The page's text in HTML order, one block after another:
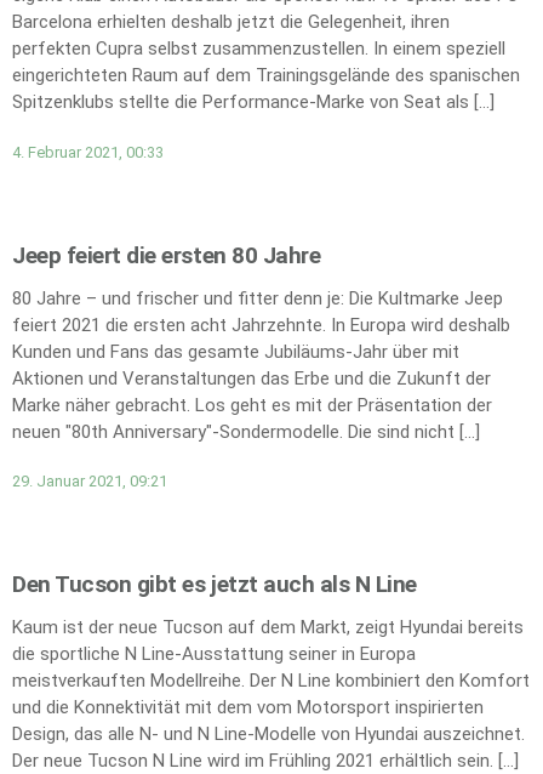
Barcelona erhielten deshalb jetzt die Gelegenheit, ihren
perfekten Cupra selbst zusammenzustellen. In einem speziell
eingerichteten Raum auf dem Trainingsgelände des spanischen
Spitzenklubs stellte die Performance-Marke von Seat als […]
4. Februar 2021, 00:33
Jeep feiert die ersten 80 Jahre
80 Jahre – und frischer und fitter denn je: Die Kultmarke Jeep
feiert 2021 die ersten acht Jahrzehnte. In Europa wird deshalb
Kunden und Fans das gesamte Jubiläums-Jahr über mit
Aktionen und Veranstaltungen das Erbe und die Zukunft der
Marke näher gebracht. Los geht es mit der Präsentation der
neuen "80th Anniversary"-Sondermodelle. Die sind nicht […]
29. Januar 2021, 09:21
Den Tucson gibt es jetzt auch als N Line
Kaum ist der neue Tucson auf dem Markt, zeigt Hyundai bereits
die sportliche N Line-Ausstattung seiner in Europa
meistverkauften Modellreihe. Der N Line kombiniert den Komfort
und die Konnektivität mit dem vom Motorsport inspirierten
Design, das alle N- und N Line-Modelle von Hyundai auszeichnet.
Der neue Tucson N Line wird im Frühling 2021 erhältlich sein. […]